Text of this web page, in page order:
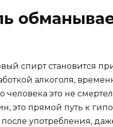
спирт становится
алкоголя,
человека это не
это прямой путь к
употребления,